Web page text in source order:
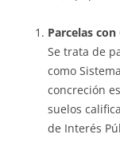
Parcelas
Se trata de
como
concreción
suelos
de Interés